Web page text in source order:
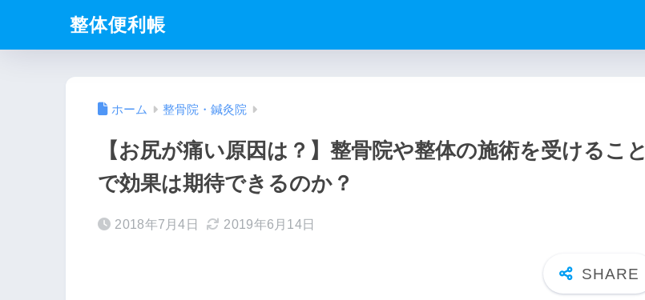
整体便利帳
ホーム 整骨院・鍼灸院
【お尻が痛い原因は？】整骨院や整体の施術を受けること
で効果は期待できるのか？
2018年7月4日 2019年6月14日